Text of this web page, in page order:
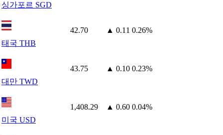
싱가포르 SGD
태국 THB
42.70 ▲ 0.11 0.26%
대만 TWD
43.75 ▲ 0.10 0.23%
미국 USD
1,408.29 ▲ 0.60 0.04%